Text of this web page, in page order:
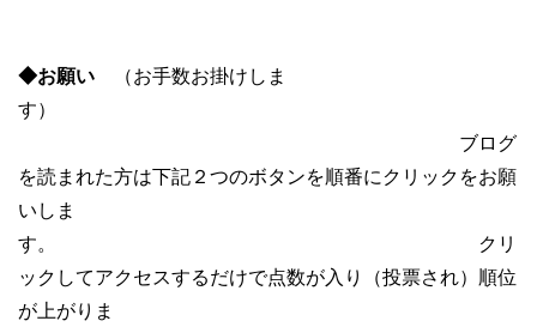
◆お願い （お手数お掛けしま
す）
ブログ
を読まれた方は下記２つのボタンを順番にクリックをお願
いしま
す。 クリ
ックしてアクセスするだけで点数が入り（投票され）順位
が上がりま